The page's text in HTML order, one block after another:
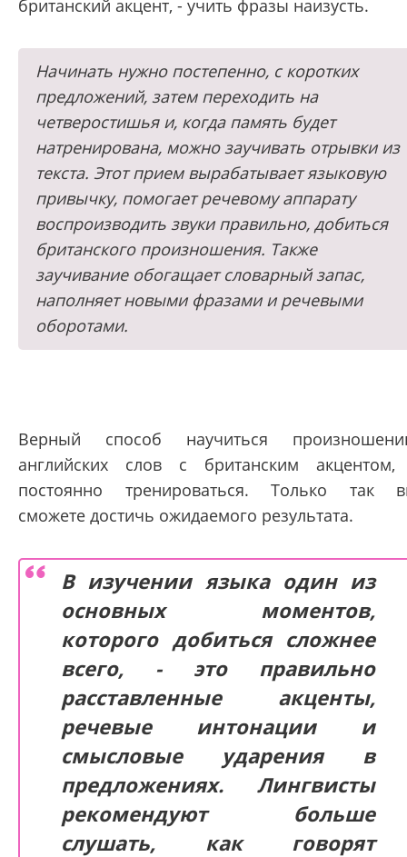
британский акцент, - учить фразы наизусть.
Начинать нужно постепенно, с коротких
предложений, затем переходить на
четверостишья и, когда память будет
натренирована, можно заучивать отрывки из
текста. Этот прием вырабатывает языковую
привычку, помогает речевому аппарату
воспроизводить звуки правильно, добиться
британского произношения. Также
заучивание обогащает словарный запас,
наполняет новыми фразами и речевыми
оборотами.
Верный способ научиться
английских слов с британским
постоянно тренироваться. Только так
сможете достичь ожидаемого результата.
В изучении языка один из
основных моментов,
которого добиться сложнее
всего, - это правильно
расставленные акценты,
речевые интонации и
смысловые ударения в
предложениях. Лингвисты
рекомендуют больше
слушать, как говорят